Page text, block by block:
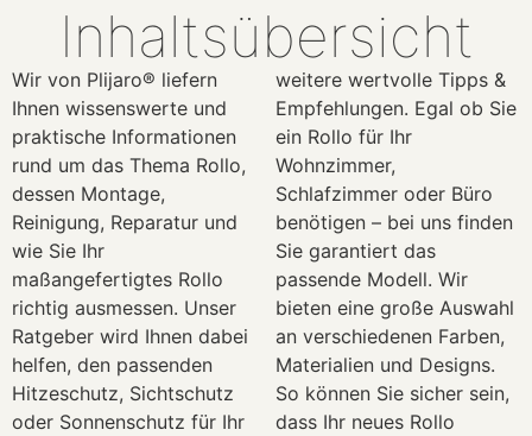
Inhaltsübersicht
Wir von Plijaro® liefern
Ihnen wissenswerte und
praktische Informationen
rund um das Thema Rollo,
dessen Montage,
Reinigung, Reparatur und
wie Sie Ihr
maßangefertigtes Rollo
richtig ausmessen. Unser
Ratgeber wird Ihnen dabei
helfen, den passenden
Hitzeschutz, Sichtschutz
oder Sonnenschutz für Ihr
weitere wertvolle Tipps &
Empfehlungen. Egal ob Sie
ein Rollo für Ihr
Wohnzimmer,
Schlafzimmer oder Büro
benötigen – bei uns finden
Sie garantiert das
passende Modell. Wir
bieten eine große Auswahl
an verschiedenen Farben,
Materialien und Designs.
So können Sie sicher sein,
dass Ihr neues Rollo